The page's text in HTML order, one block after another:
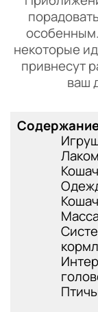
некоторые
привнесут
ваш